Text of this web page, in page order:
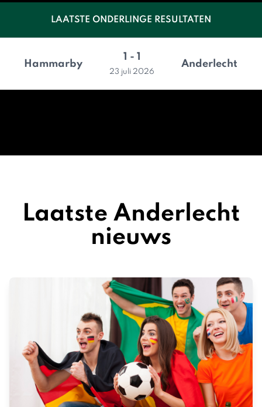
LAATSTE ONDERLINGE RESULTATEN
Hammarby
1 - 1
23 juli 2026
Anderlecht
Laatste Anderlecht
nieuws